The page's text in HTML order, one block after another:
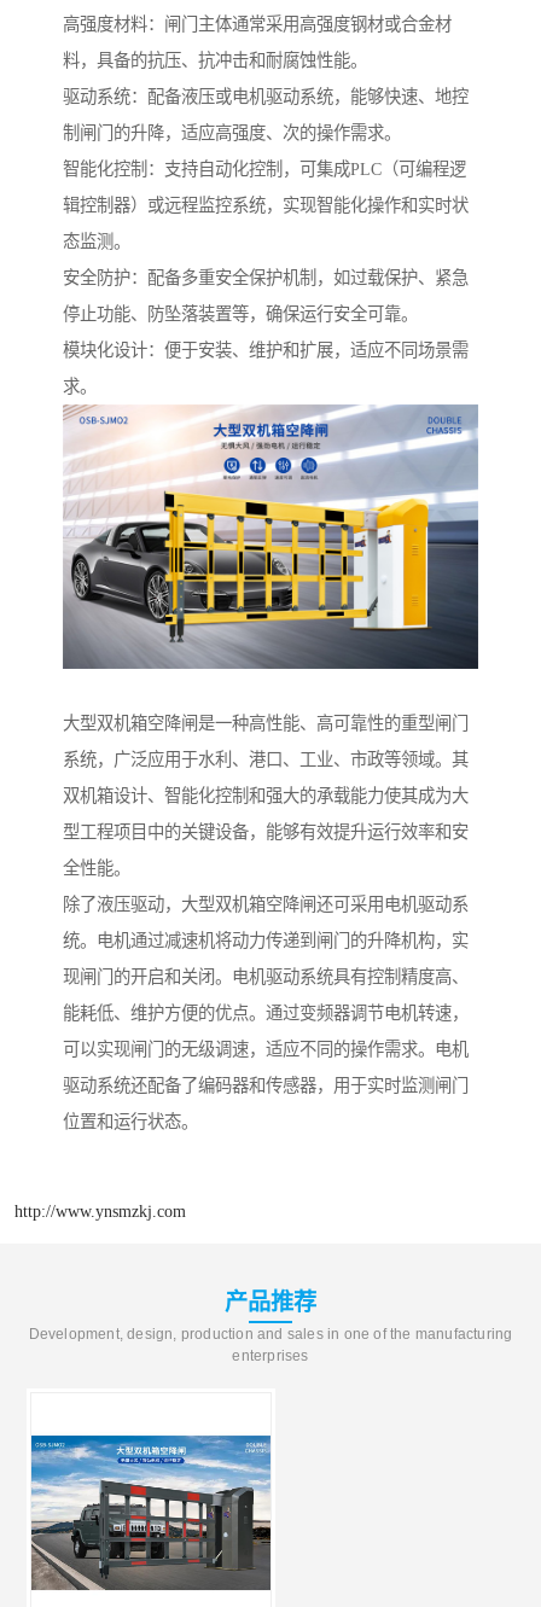
高强度材料：闸门主体通常采用高强度钢材或合金材
料，具备的抗压、抗冲击和耐腐蚀性能。
驱动系统：配备液压或电机驱动系统，能够快速、地控
制闸门的升降，适应高强度、次的操作需求。
智能化控制：支持自动化控制，可集成PLC（可编程逻
辑控制器）或远程监控系统，实现智能化操作和实时状
态监测。
安全防护：配备多重安全保护机制，如过载保护、紧急
停止功能、防坠落装置等，确保运行安全可靠。
模块化设计：便于安装、维护和扩展，适应不同场景需
求。
大型双机箱空降闸是一种高性能、高可靠性的重型闸门
系统，广泛应用于水利、港口、工业、市政等领域。其
双机箱设计、智能化控制和强大的承载能力使其成为大
型工程项目中的关键设备，能够有效提升运行效率和安
全性能。
除了液压驱动，大型双机箱空降闸还可采用电机驱动系
统。电机通过减速机将动力传递到闸门的升降机构，实
现闸门的开启和关闭。电机驱动系统具有控制精度高、
能耗低、维护方便的优点。通过变频器调节电机转速，
可以实现闸门的无级调速，适应不同的操作需求。电机
驱动系统还配备了编码器和传感器，用于实时监测闸门
位置和运行状态。
http://www.ynsmzkj.com
产品推荐
Development, design, production and sales in one of the manufacturing
enterprises